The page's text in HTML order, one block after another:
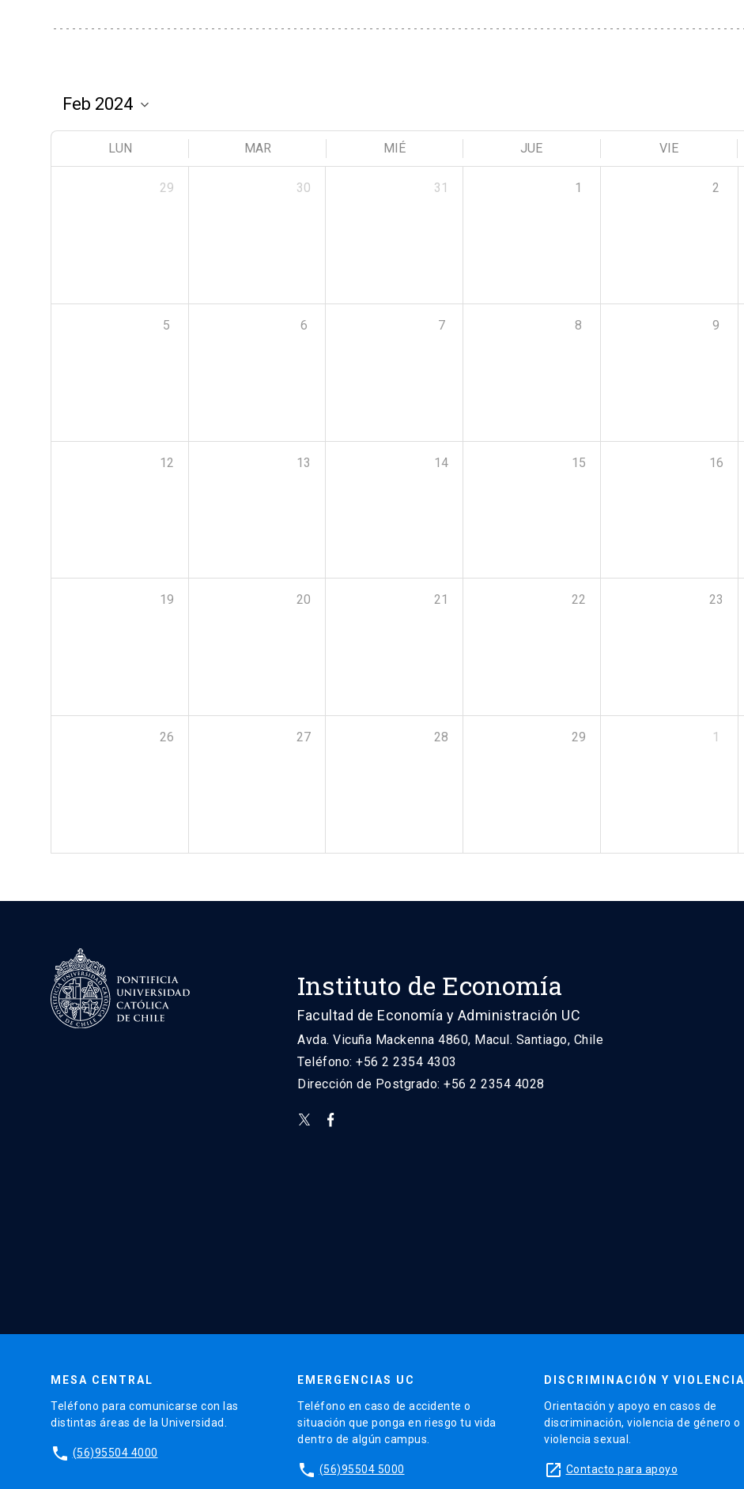
LUN MAR MIÉ JUE VIE
29 30 31 1 2
5 6 7 8 9
12 13 14 15 16
19 20 21 22 23
26 27 28 29 1
Instituto de Economía
Facultad de Economía y Administración UC
Avda. Vicuña Mackenna 4860, Macul. Santiago, Chile
Teléfono: +56 2 2354 4303
Dirección de Postgrado: +56 2 2354 4028
MESA CENTRAL
Teléfono para comunicarse con las
distintas áreas de la Universidad.
phone (56)95504 4000
EMERGENCIAS UC
Teléfono en caso de accidente o
situación que ponga en riesgo tu vida
dentro de algún campus.
phone (56)95504 5000
DISCRIMINACIÓN Y VIOLENCIA
Orientación y apoyo en casos de
discriminación, violencia de género o
violencia sexual.
launch Contacto para apoyo